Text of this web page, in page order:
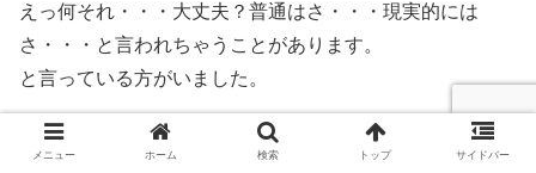
えっ何それ・・・大丈夫？普通はさ・・・現実的には
さ・・・と言われちゃうことがあります。
と言っている方がいました。
いやいやいやいや！
メニュー ホーム 検索 トップ サイドバー